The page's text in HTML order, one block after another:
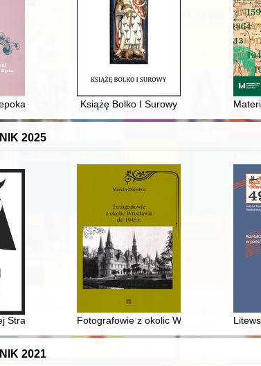
Muzeum Jeńców Wojennych
wyrafinowanych konsumentów
Książę Bolko I Surowy
2025
Frelichowskiego Patrona Harcerstwa Polskiego
Straży Pożarnej w Kożuchowie (1925-2025)
Fotografowie z okolic Wrocławia do 1945
2021